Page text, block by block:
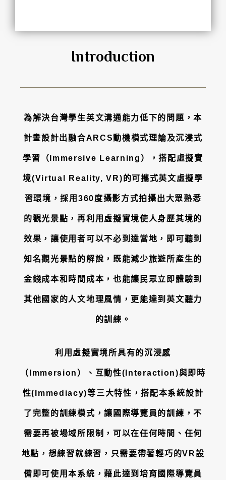
Introduction
為解決台灣學生英文溝通能力低下的問題，本
計畫設計出融合ARCS動機模式理論及沉浸式
學習（Immersive Learning），搭配虛擬實
境(Virtual Reality, VR)的可攜式英文虛擬學
習環境，採用360度攝影方式拍攝出大眾熟悉
的觀光景點，再利用虛擬實境使人身歷其境的
效果，讓使用者可以不必到達當地，即可聽到
知名觀光景點的解說，既能減少旅遊所產生的
金錢成本和時間成本，也能讓民眾立即體驗到
其他國家的人文地理風情，更能達到英文聽力
的訓練。
利用虛擬實境所具有的沉浸感
（Immersion）、互動性(Interaction)與即時
性(Immediacy)等三大特性，搭配本系統設計
了完整的訓練模式，讓國際導覽員的訓練，不
需要再被場域所限制，可以在任何時間、任何
地點，想練習就練習，只需要帶著輕巧的VR設
備即可使用本系統，藉此達到培育國際導覽員